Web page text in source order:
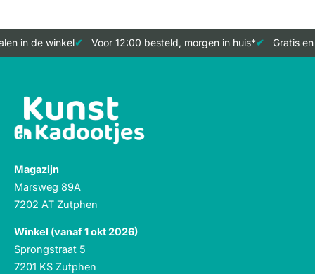
in de winkel Voor 12:00 besteld, morgen in huis* Gratis
Magazijn
Marsweg 89A
7202 AT Zutphen
Winkel (vanaf 1 okt 2026)
Sprongstraat 5
7201 KS Zutphen